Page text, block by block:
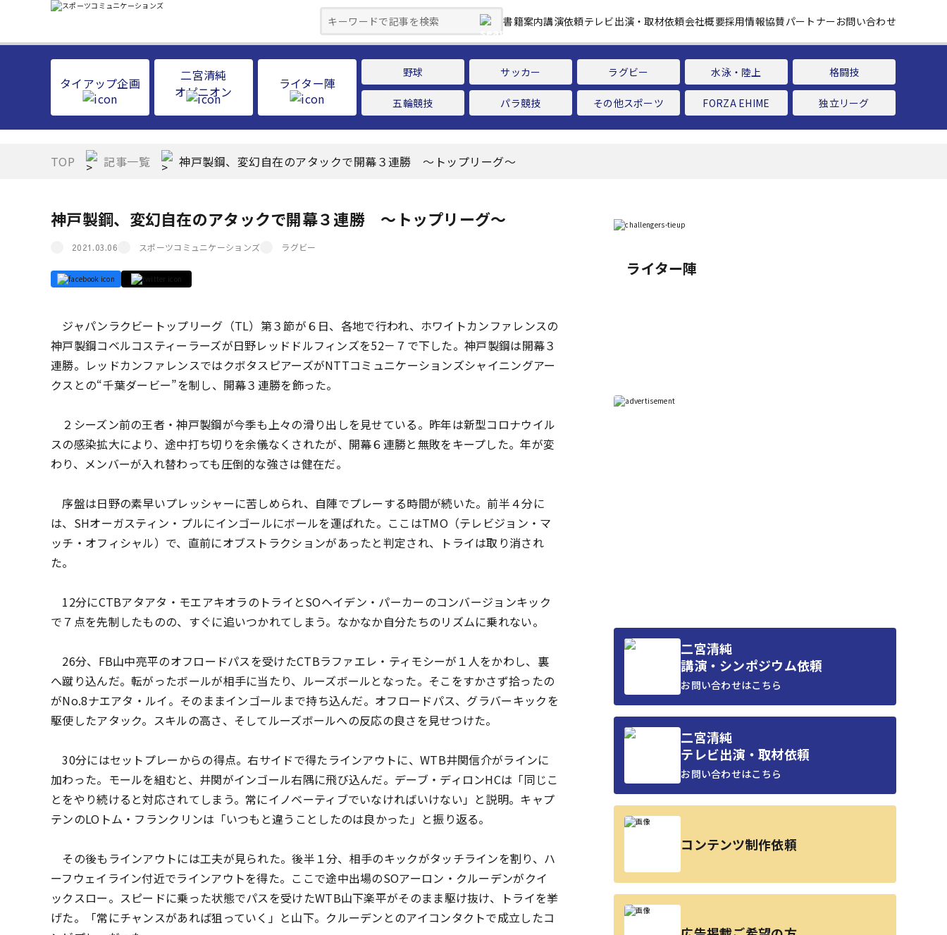
書籍案内講演依頼テレビ出演・取材依頼会社概要採用情報協賛パートナーお問い合わせ
タイアップ企画
二宮清純
オピニオン
ライター陣
野球 サッカー ラグビー 水泳・陸上 格闘技
五輪競技 パラ競技 その他スポーツ FORZA EHIME 独立リーグ
TOP 記事一覧 神戸製鋼、変幻自在のアタックで開幕３連勝 ～トップリーグ～
神戸製鋼、変幻自在のアタックで開幕３連勝 ～トップリーグ～
2021.03.06 スポーツコミュニケーションズ ラグビー
ジャパンラクビートップリーグ（TL）第３節が６日、各地で行われ、ホワイトカンファレンスの
神戸製鋼コベルコスティーラーズが日野レッドドルフィンズを52－７で下した。神戸製鋼は開幕３
連勝。レッドカンファレンスではクボタスピアーズがNTTコミュニケーションズシャイニングアー
クスとの“千葉ダービー”を制し、開幕３連勝を飾った。
２シーズン前の王者・神戸製鋼が今季も上々の滑り出しを見せている。 昨年は新型コロナウイル
スの感染拡大により、 途中打ち切りを余儀なくされたが、 開幕６連勝と無敗をキープした。年が変
わり、 メンバーが入れ替わっても圧倒的な強さは健在だ。
序盤は日野の素早いプレッシャーに苦しめられ、 自陣でプレーする時間が続いた。前半４分に
は、 SHオーガスティン・プルにインゴールにボールを運ばれた。 ここはTMO（テレビジョン・マ
ッチ・オフィシャル）で、 直前にオブストラクションがあったと判定され、
トライは取り消され
た。
12分にCTBアタアタ・モエアキオラのトライとSOヘイデン・ パーカーのコンバージョンキック
で７点を先制したものの、 すぐに追いつかれてしまう。 なかなか自分たちのリズムに乗れない。
26分、 FB山中亮平のオフロードパスを受けたCTBラファエレ・ ティモシーが１人をかわし、裏
へ蹴り込んだ。転がったボールが相手に当たり、 ルーズボールとなった。そこをすかさず拾ったの
がNo.8ナエアタ・ルイ。 そのままインゴールまで持ち込んだ。オフロードパス、 グラバーキックを
駆使したアタック。スキルの高さ、そしてルーズボールへの反応の良さを見せつけた。
30分にはセットプレーからの得点。右サイドで得たラインアウトに、 WTB井関信介がラインに
加わった。モールを組むと、 井関がインゴール右隅に飛び込んだ。デーブ・ディロンHCは「同じこ
とをやり続けると対応されてしまう。 常にイノベーティブでいなければいけない」と説明。 キャプ
テンのLOトム・フランクリンは「いつもと違うことしたのは良かった」と振り返る。
その後もラインアウトには工夫が見られた。後半１分、 相手のキックがタッチラインを割り、 ハ
ーフウェイライン付近でラインアウトを得た。 ここで途中出場のSOアーロン・クルーデンがクイ
ックスロー。 スピードに乗った状態でパスを受けたWTB山下楽平がそのまま駆け抜け、トライを挙
げた。「常にチャンスがあれば狙っていく」 と山下。 クルーデンとのアイコンタクトで成立したコ
ライター陣
二宮清純
講演・シンポジウム依頼
お問い合わせはこちら
二宮清純
テレビ出演・取材依頼
お問い合わせはこちら
コンテンツ制作依頼